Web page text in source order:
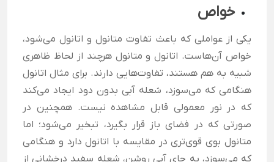
خواص
یکی از عواملی که باعث تفاوت متانول و اتانول می‌شود،
خواص آن‌هاست. اتانول و متانول هرچند از لحاظ ظاهری
شبیه به هم هستند، تفاوت‌هایی دارند. برای مثال اتانول
هنگامی که می‌سوزد، شعله آبی بدون دود ایجاد می‌کند
که در نور معمولی قابل مشاهده نیست. همچنین در
صورتی که در فضای باز قرار بگیرد، تبخیر می‌شود؛ اما
متانول بوی قوی‌تری در مقایسه با اتانول دارد و هنگامی
که می‌سوزد، به جای آبی روشن، شعله سفید درخشانی از